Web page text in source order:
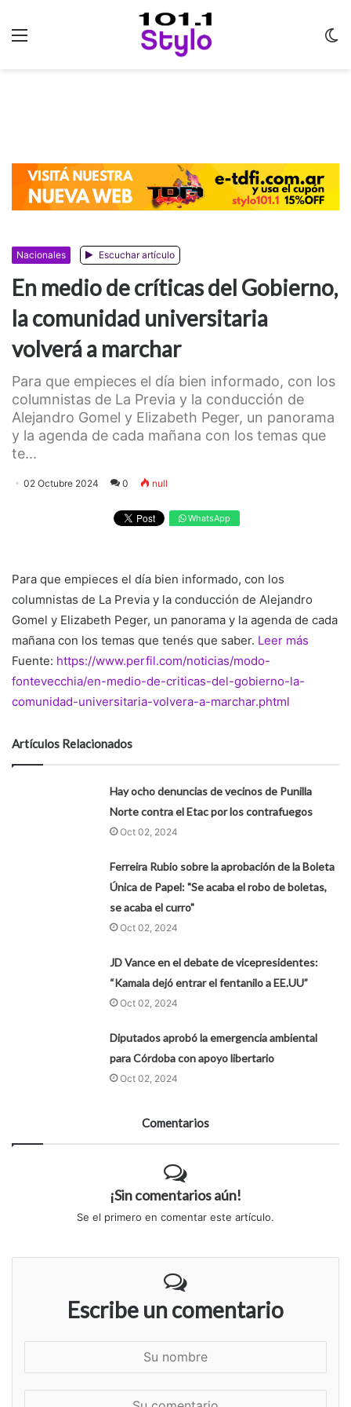
Nacionales Escuchar artículo
En medio de críticas del Gobierno,
la comunidad universitaria
volverá a marchar
​Para que empieces el día bien informado, con los
columnistas de La Previa y la conducción de
Alejandro Gomel y Elizabeth Peger, un panorama
y la agenda de cada mañana con los temas que
te...
02 Octubre 2024 0 null
WhatsApp
​Para que empieces el día bien informado, con los
columnistas de La Previa y la conducción de Alejandro
Gomel y Elizabeth Peger, un panorama y la agenda de cada
mañana con los temas que tenés que saber. Leer más
Fuente: https://www.perfil.com/noticias/modo-
fontevecchia/en-medio-de-criticas-del-gobierno-la-
comunidad-universitaria-volvera-a-marchar.phtml
Artículos Relacionados
Hay ocho denuncias de vecinos de Punilla
Norte contra el Etac por los contrafuegos
Oct 02, 2024
Ferreira Rubio sobre la aprobación de la Boleta
Única de Papel: "Se acaba el robo de boletas,
se acaba el curro"
Oct 02, 2024
JD Vance en el debate de vicepresidentes:
“Kamala dejó entrar el fentanilo a EE.UU”
Oct 02, 2024
Diputados aprobó la emergencia ambiental
para Córdoba con apoyo libertario
Oct 02, 2024
Comentarios
¡Sin comentarios aún!
Se el primero en comentar este artículo.
Escribe un comentario